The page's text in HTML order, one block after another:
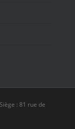
: 81 rue de